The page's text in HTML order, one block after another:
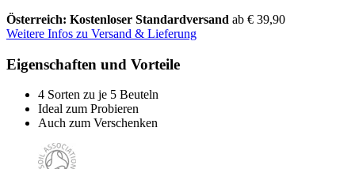
Österreich: Kostenloser Standardversand ab € 39,90
Weitere Infos zu Versand & Lieferung
Eigenschaften und Vorteile
4 Sorten zu je 5 Beuteln
Ideal zum Probieren
Auch zum Verschenken